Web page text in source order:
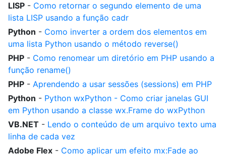
LISP - Como retornar o segundo elemento de uma
lista LISP usando a função cadr
Python - Como inverter a ordem dos elementos em
uma lista Python usando o método reverse()
PHP - Como renomear um diretório em PHP usando a
função rename()
PHP - Aprendendo a usar sessões (sessions) em PHP
Python - Python wxPython - Como criar janelas GUI
em Python usando a classe wx.Frame do wxPython
VB.NET - Lendo o conteúdo de um arquivo texto uma
linha de cada vez
Adobe Flex - Como aplicar um efeito mx:Fade ao